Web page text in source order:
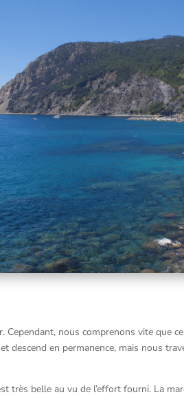
nous comprenons vite que
descend en permanence, mais nous
très belle au vu de l’effort fourni. La